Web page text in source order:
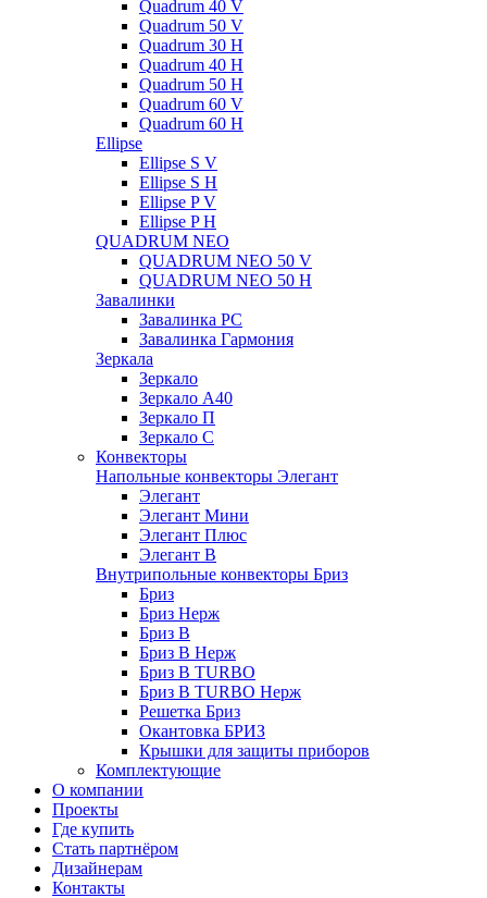
Quadrum 40 V
Quadrum 50 V
Quadrum 30 H
Quadrum 40 H
Quadrum 50 H
Quadrum 60 V
Quadrum 60 H
Ellipse
Ellipse S V
Ellipse S H
Ellipse P V
Ellipse P H
QUADRUM NEO
QUADRUM NEO 50 V
QUADRUM NEO 50 H
Завалинки
Завалинка РС
Завалинка Гармония
Зеркала
Зеркало
Зеркало А40
Зеркало П
Зеркало С
Конвекторы
Напольные конвекторы Элегант
Элегант
Элегант Мини
Элегант Плюс
Элегант В
Внутрипольные конвекторы Бриз
Бриз
Бриз Нерж
Бриз В
Бриз В Нерж
Бриз В TURBO
Бриз В TURBO Нерж
Решетка Бриз
Окантовка БРИЗ
Крышки для защиты приборов
Комплектующие
О компании
Проекты
Где купить
Стать партнёром
Дизайнерам
Контакты